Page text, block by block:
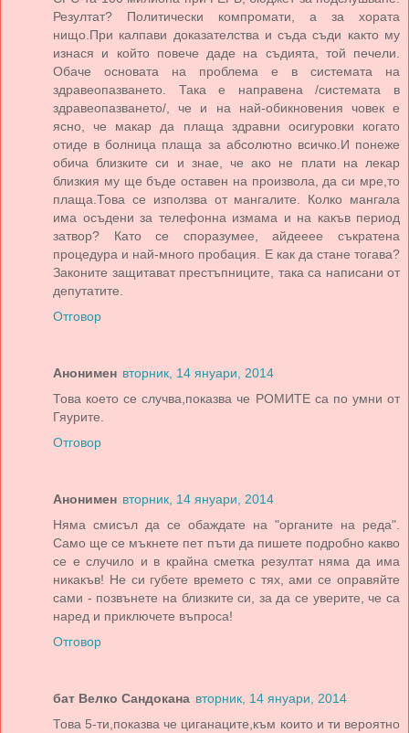
Резултат? Политически компромати, а за хората
нищо.При калпави доказателства и съда съди както му
изнася и който повече даде на съдията, той печели.
Обаче основата на проблема е в системата на
здравеопазването. Така е направена /системата в
здравеопазването/, че и на най-обикновения човек е
ясно, че макар да плаща здравни осигуровки когато
отиде в болница плаща за абсолютно всичко.И понеже
обича близките си и знае, че ако не плати на лекар
близкия му ще бъде оставен на произвола, да си мре,то
плаща.Това се използва от мангалите. Колко мангала
има осъдени за телефонна измама и на какъв период
затвор? Като се споразумее, айдееее съкратена
процедура и най-много пробация. Е как да стане тогава?
Законите защитават престъпниците, така са написани от
депутатите.
Отговор
Анонимен вторник, 14 януари, 2014
Това което се случва,показва че РОМИТЕ са по умни от
Гяурите.
Отговор
Анонимен вторник, 14 януари, 2014
Няма смисъл да се обаждате на "органите на реда".
Само ще се мъкнете пет пъти да пишете подробно какво
се е случило и в крайна сметка резултат няма да има
никакъв! Не си губете времето с тях, ами се оправяйте
сами - позвънете на близките си, за да се уверите, че са
наред и приключете въпроса!
Отговор
бат Велко Сандокана вторник, 14 януари, 2014
Това 5-ти,показва че циганаците,към които и ти вероятно